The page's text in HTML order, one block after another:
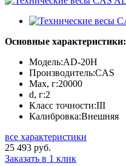
Основные характеристики:
Модель:AD-20H
Производитель:CAS
Max, г:20000
d, г:2
Класс точности:III
Калибровка:Внешняя
все характеристики
25 493 руб.
Заказать в 1 клик